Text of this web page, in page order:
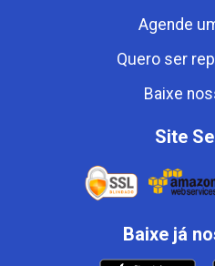
Agende
Quero ser
Baixe
Site
Baixe já